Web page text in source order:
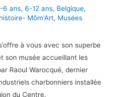
6 ans,6-12 ans, Belgique,
Môm'Art, Musées
à vous avec son superbe
son musée accueillant les
Raoul Warocqué, dernier
charbonniers installée
du Centre.